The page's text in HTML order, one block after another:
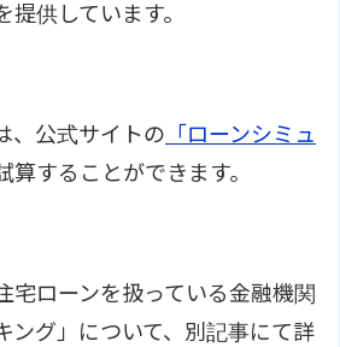
供しています。
、公式サイトの 「ローンシミュ
算することができます。
宅ローンを扱っている金融機関
ング」について、別記事にて詳